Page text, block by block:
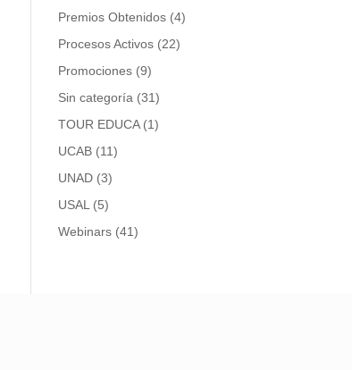
Premios Obtenidos (4)
Procesos Activos (22)
Promociones (9)
Sin categoría (31)
TOUR EDUCA(1)
UCAB (11)
UNAD (3)
USAL (5)
Webinars (41)